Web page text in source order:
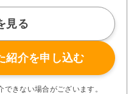
見る
紹介を申し込む
きない場合がございます。